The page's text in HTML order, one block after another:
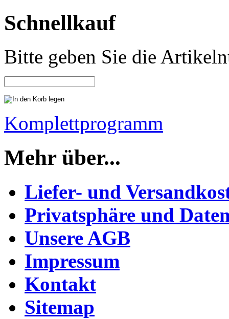
Schnellkauf
Bitte geben Sie die
Komplettprogramm
Mehr über...
Liefer- und
Privatsphäre und
Unsere AGB
Impressum
Kontakt
Sitemap